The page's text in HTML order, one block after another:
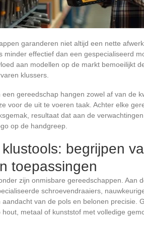
garanderen niet altijd een nette
minder effectief dan een gespecialiseerd
aan modellen op de markt bemoeilijkt
klussers.
gereedschap hangen zowel af van de
voor de uit te voeren taak. Achter elke
resultaat dat aan de
op de handgreep.
begrijpen
toepassingen
zijn onmisbare gereedschappen. Aan
schroevendraaiers,
van de pols en belonen precisie.
metaal of kunststof met volledige